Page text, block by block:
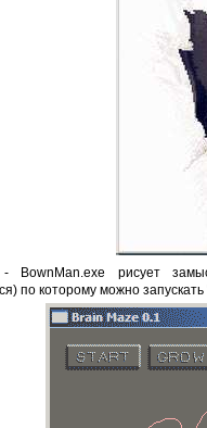
BownMan.exe рисует
по которому можно